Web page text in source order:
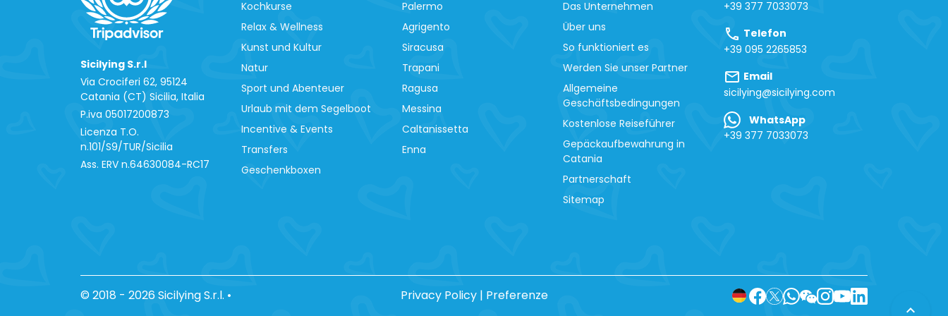
Sicilying S.r.l
Via Crociferi 62, 95124
Catania (CT) Sicilia, Italia
P.iva 0‍5017200873
Licenza T.O.
n.101/S9/TUR/Sicilia
Ass. ERV n.64630084-RC17
Kochkurse
Relax & Wellness
Kunst und Kultur
Natur
Sport und Abenteuer
Urlaub mit dem Segelboot
Incentive & Events
Transfers
Geschenkboxen
Palermo
Agrigento
Siracusa
Trapani
Ragusa
Messina
Caltanissetta
Enna
Das Unternehmen
Über uns
So funktioniert es
Werden Sie unser Partner
Allgemeine
Geschäftsbedingungen
Kostenlose Reiseführer
Gepäckaufbewahrung in
Catania
Partnerschaft
Sitemap
+39 377 7033073
call Telefon
+39 095 2265853
mail Email
sicilying@sicilying.com
WhatsApp
+39 377 7033073
© 2018 - 2026 Sicilying S.r.l. • Privacy Policy| Preferenze
expand_less